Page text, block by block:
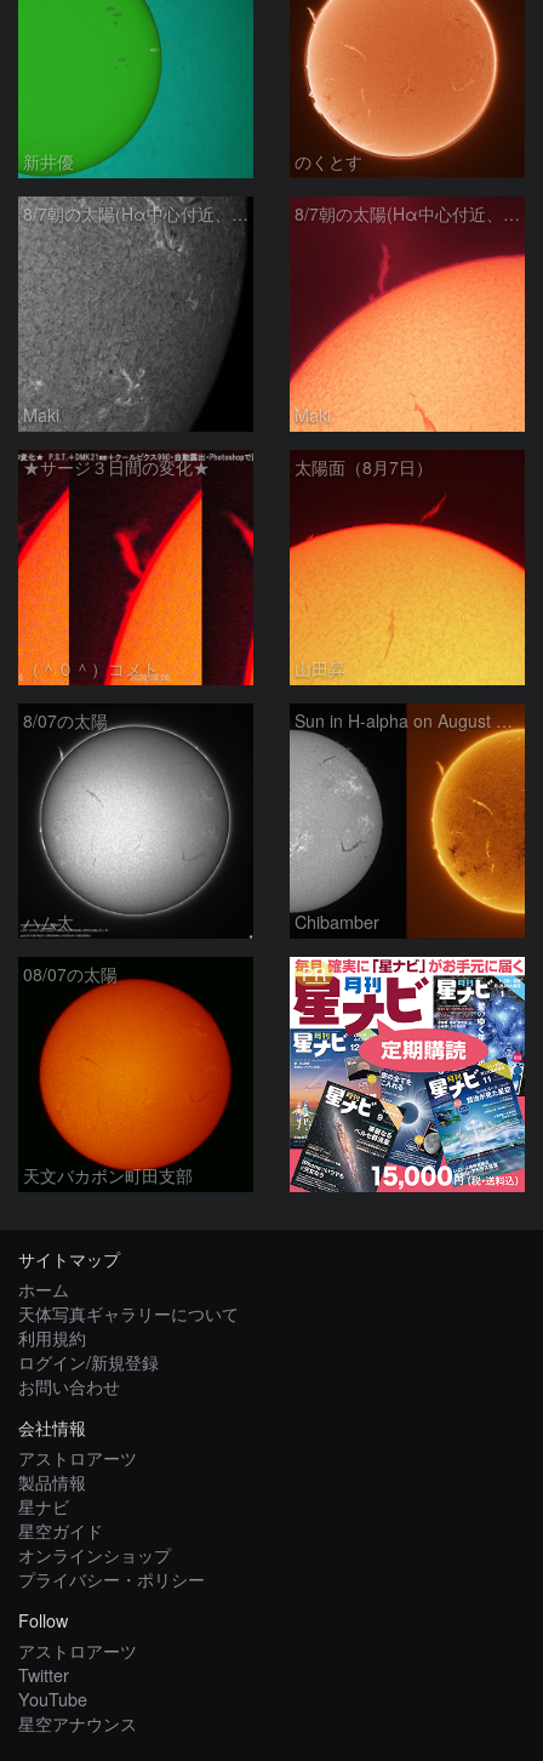
新井優 のくとす
8/7朝の太陽(Hα中心付近、4498、4502付近)
Maki
8/7朝の太陽(Hα中心付近、プロミネンス)
Maki
★サージ３日間の変化★
（＾０＾）コメト
太陽面（8月7日）
山田昇
8/07の太陽
ハム太
Sun in H-alpha on August 7, 2026
Chibamber
08/07の太陽
天文バカボン町田支部
PR
サイトマップ
ホーム
天体写真ギャラリーについて
利用規約
ログイン/新規登録
お問い合わせ
会社情報
アストロアーツ
製品情報
星ナビ
星空ガイド
オンラインショップ
プライバシー・ポリシー
Follow
アストロアーツ
Twitter
YouTube
星空アナウンス